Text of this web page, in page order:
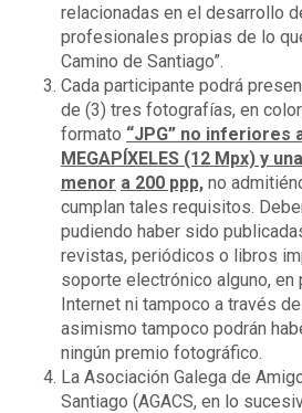
relacionadas en el desarrollo
profesionales propias de lo
Camino de Santiago”.
Cada participante podrá
de (3) tres fotografías, en
formato “JPG” no inferiores
MEGAPÍXELES (12 Mpx) y
menor a 200 ppp, no
cumplan tales requisitos.
pudiendo haber sido
revistas, periódicos o libros
soporte electrónico alguno, en
Internet ni tampoco a través
asimismo tampoco podrán
ningún premio fotográfico.
La Asociación Galega de
Santiago (AGACS, en lo